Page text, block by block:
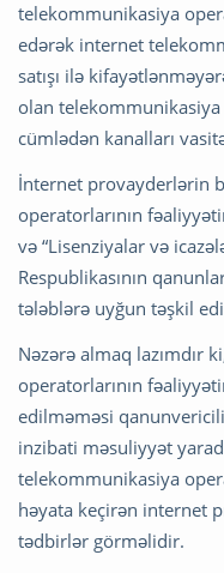
telekommunikasiya
edərək internet
satışı ilə
olan telekommunikasiya
cümlədən kanalları
İnternet provayderlərin
operatorlarının
və “Lisenziyalar və
Respublikasının
tələblərə uyğun təşkil
Nəzərə almaq lazımdır
operatorlarının
edilməməsi
inzibati məsuliyyət
telekommunikasiya
həyata keçirən internet
tədbirlər görməlidir.